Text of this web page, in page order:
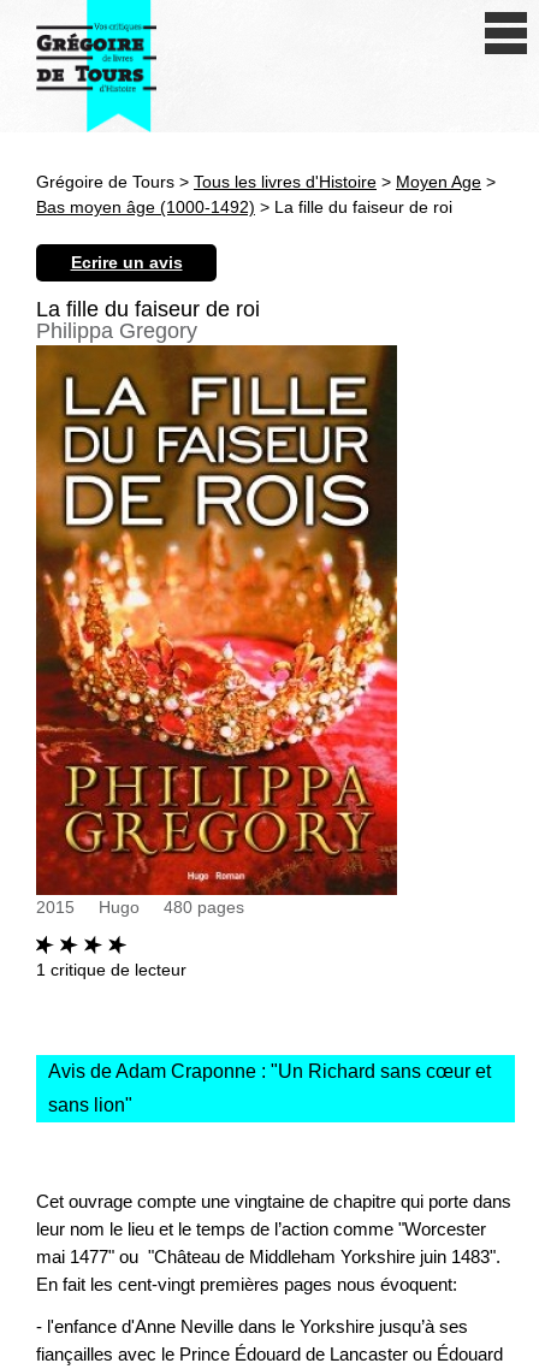
Antiquité
Epoque moderne
Révolution et XIXe siècle
XXe siècle
Autres civilisations
Thématiques
Grégoire de Tours > Tous les livres d'Histoire > Moyen Age >
Bas moyen âge (1000-1492) > La fille du faiseur de roi
Ecrire un avis
La fille du faiseur de roi
Philippa Gregory
2015 Hugo 480 pages
1 critique de lecteur
Avis de Adam Craponne : "Un Richard sans cœur et
sans lion"
Cet ouvrage compte une vingtaine de chapitre qui porte dans
leur nom le lieu et le temps de l’action comme "Worcester
mai 1477" ou "Château de Middleham Yorkshire juin 1483".
En fait les cent-vingt premières pages nous évoquent:
- l'enfance d'Anne Neville dans le Yorkshire jusqu’à ses
fiançailles avec le Prince Édouard de Lancaster ou Édouard